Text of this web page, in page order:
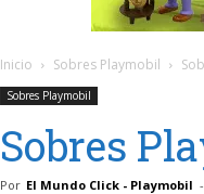
Inicio Sobres Playmobil
Sobres Playmobil
Sobres
Por El Mundo Click - Playmobil -